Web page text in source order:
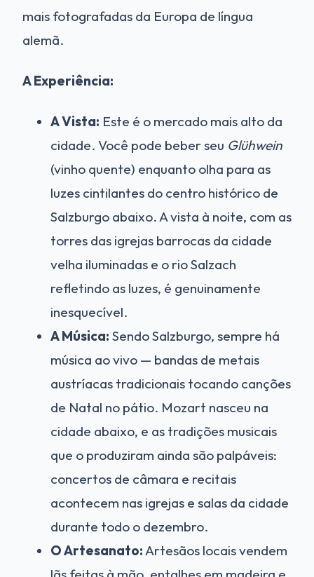
mais fotografadas da Europa de língua
alemã.
A Experiência:
A Vista: Este é o mercado mais alto da
cidade. Você pode beber seu Glühwein
(vinho quente) enquanto olha para as
luzes cintilantes do centro histórico de
Salzburgo abaixo. A vista à noite, com as
torres das igrejas barrocas da cidade
velha iluminadas e o rio Salzach
refletindo as luzes, é genuinamente
inesquecível.
A Música: Sendo Salzburgo, sempre há
música ao vivo — bandas de metais
austríacas tradicionais tocando canções
de Natal no pátio. Mozart nasceu na
cidade abaixo, e as tradições musicais
que o produziram ainda são palpáveis:
concertos de câmara e recitais
acontecem nas igrejas e salas da cidade
durante todo o dezembro.
O Artesanato:Artesãos locais vendem